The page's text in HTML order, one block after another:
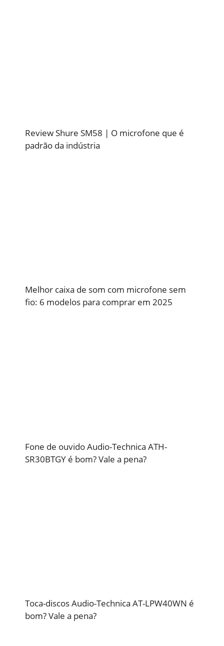
Review Shure SM58 | O microfone que é
padrão da indústria
Melhor caixa de som com microfone sem
fio: 6 modelos para comprar em 2025
Fone de ouvido Audio-Technica ATH-
SR30BTGY é bom? Vale a pena?
Toca-discos Audio-Technica AT-LPW40WN é
bom? Vale a pena?